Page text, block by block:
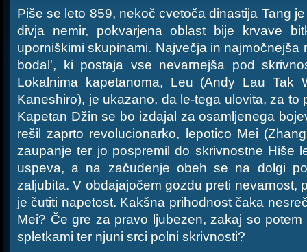
Piše se leto 859, nekoč cvetoča dinastija Tang
divja nemir, pokvarjena oblast bije krvave
uporniškimi skupinami. Največja in najmočnejša
bodal', ki postaja vse nevarnejša pod
Lokalnima kapetanoma, Leu (Andy Lau Tak
Kaneshiro), je ukazano, da le-tega ulovita, za to
Kapetan Džin se bo izdajal za osamljenega
rešil zaprto revolucionarko, lepotico Mei
zaupanje ter jo pospremil do skrivnostne Hiše
uspeva, a na začudenje obeh se na dolgi
zaljubita. V obdajajočem gozdu preti nevarnost,
je čutiti napetost. Kakšna prihodnost čaka
Mei? Če gre za pravo ljubezen, zakaj so
spletkami ter njuni srci polni skrivnosti?